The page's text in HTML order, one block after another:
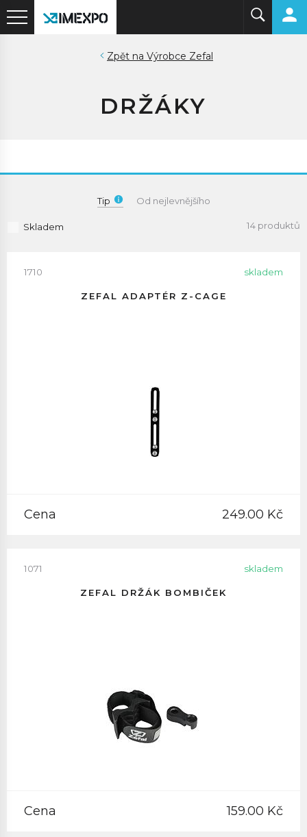
Výrobce Zefal
DRŽÁKY
Tip Od nejlevnějšího
Skladem 14 produktů
1710 skladem
ZEFAL ADAPTÉR Z-CAGE
Cena 249.00 Kč
1071 skladem
ZEFAL DRŽÁK BOMBIČEK
Cena 159.00 Kč